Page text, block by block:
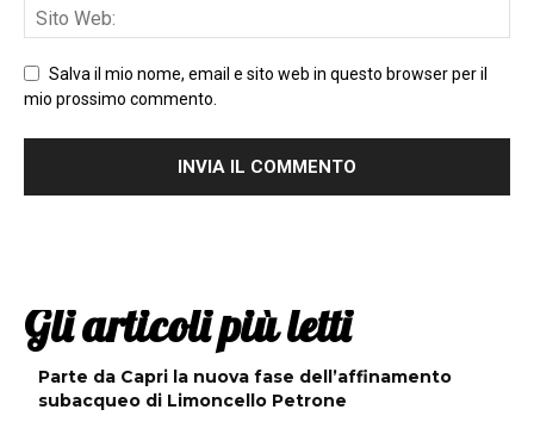
Salva il mio nome, email e sito web in questo browser per il
mio prossimo commento.
Gli articoli più letti
Parte da Capri la nuova fase dell’affinamento
subacqueo di Limoncello Petrone